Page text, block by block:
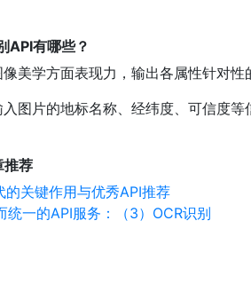
API有哪些？
美学方面表现力，输出各属性针对性
图片的地标名称、经纬度、可信度等
推荐
的关键作用与优秀API推荐
统一的API服务：（3）OCR识别